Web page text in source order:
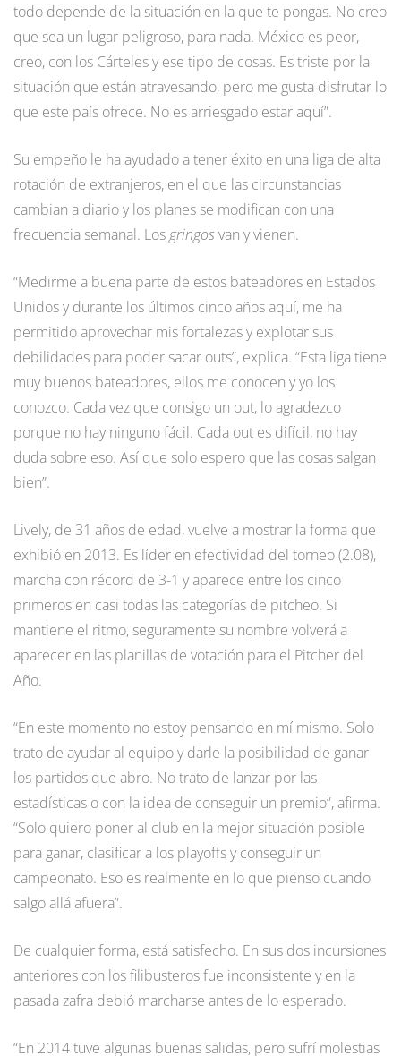
todo depende de la situación en la que te pongas. No creo
que sea un lugar peligroso, para nada. México es peor,
creo, con los Cárteles y ese tipo de cosas. Es triste por la
situación que están atravesando, pero me gusta disfrutar lo
que este país ofrece. No es arriesgado estar aquí”.
Su empeño le ha ayudado a tener éxito en una liga de alta
rotación de extranjeros, en el que las circunstancias
cambian a diario y los planes se modifican con una
frecuencia semanal. Los gringosvan y vienen.
“Medirme a buena parte de estos bateadores en Estados
Unidos y durante los últimos cinco años aquí, me ha
permitido aprovechar mis fortalezas y explotar sus
debilidades para poder sacar outs”, explica. “Esta liga tiene
muy buenos bateadores, ellos me conocen y yo los
conozco. Cada vez que consigo un out, lo agradezco
porque no hay ninguno fácil. Cada out es difícil, no hay
duda sobre eso. Así que solo espero que las cosas salgan
bien”.
Lively, de 31 años de edad, vuelve a mostrar la forma que
exhibió en 2013. Es líder en efectividad del torneo (2.08),
marcha con récord de 3-1 y aparece entre los cinco
primeros en casi todas las categorías de pitcheo. Si
mantiene el ritmo, seguramente su nombre volverá a
aparecer en las planillas de votación para el Pitcher del
Año.
“En este momento no estoy pensando en mí mismo. Solo
trato de ayudar al equipo y darle la posibilidad de ganar
los partidos que abro. No trato de lanzar por las
estadísticas o con la idea de conseguir un premio”, afirma.
“Solo quiero poner al club en la mejor situación posible
para ganar, clasificar a los playoffs y conseguir un
campeonato. Eso es realmente en lo que pienso cuando
salgo allá afuera”.
De cualquier forma, está satisfecho. En sus dos incursiones
anteriores con los filibusteros fue inconsistente y en la
pasada zafra debió marcharse antes de lo esperado.
“En 2014 tuve algunas buenas salidas, pero sufrí molestias